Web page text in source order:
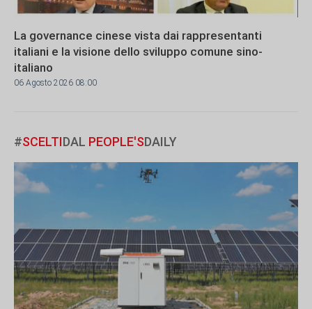
La governance cinese vista dai rappresentanti
italiani e la visione dello sviluppo comune sino-
italiano
06 Agosto 2026 08:00
#SCELTIDAL PEOPLE'SDAILY